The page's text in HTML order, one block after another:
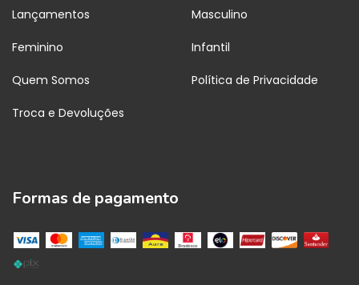
Lançamentos Masculino
Feminino Infantil
Quem Somos Política de Privacidade
Troca e Devoluções
Formas de pagamento